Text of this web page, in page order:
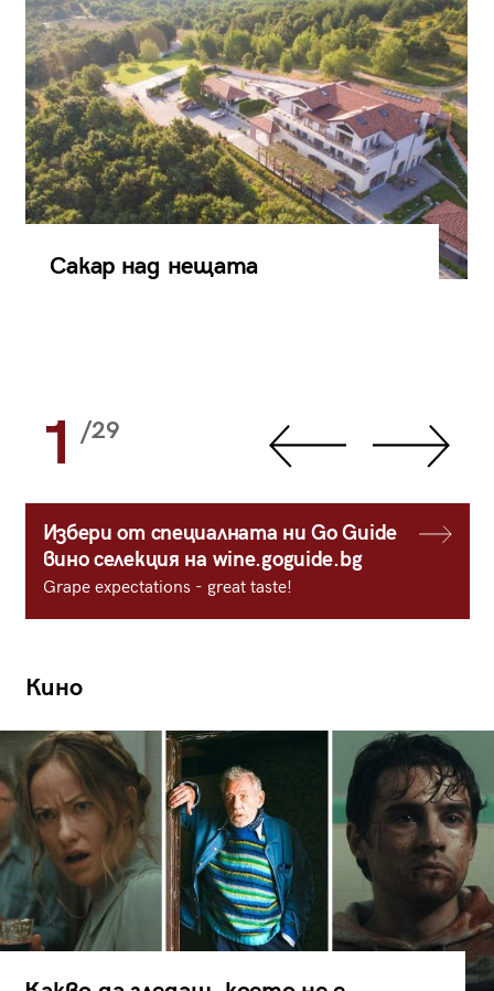
Сакар над нещата
1 /29
Избери от специалната ни Go Guide
вино селекция на wine.goguide.bg
Grape expectations - great taste!
Кино